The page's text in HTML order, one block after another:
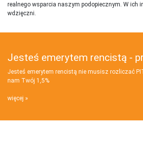
realnego wsparcia naszym podopiecznym. W ich
wdzięczni.
Jesteś emerytem rencistą -
Jesteś emerytem rencistą nie musisz rozliczać
nam Twój 1,5%
więcej